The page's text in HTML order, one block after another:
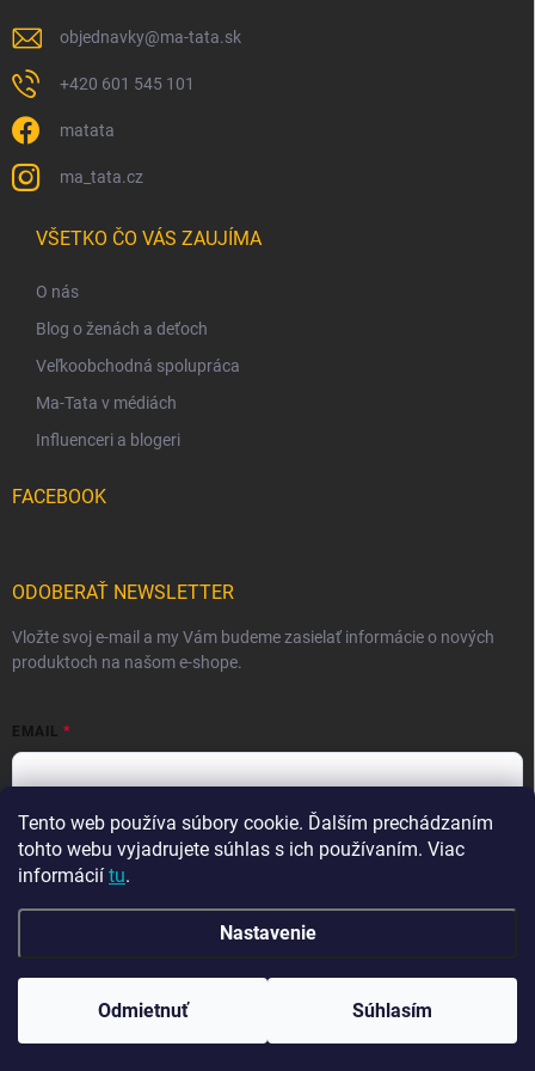
Tento web používa súbory cookie. Ďalším prechádzaním
tohto webu vyjadrujete súhlas s ich používaním. Viac
informácií tu.
Nastavenie
Odmietnuť Súhlasím
objednavky@ma-tata.sk
+420 601 545 101
matata
ma_tata.cz
VŠETKO ČO VÁS ZAUJÍMA
O nás
Blog o ženách a deťoch
Veľkoobchodná spolupráca
Ma-Tata v médiách
Influenceri a blogeri
FACEBOOK
ODOBERAŤ NEWSLETTER
Vložte svoj e-mail a my Vám budeme zasielať informácie o nových
produktoch na našom e-shope.
EMAIL
Vložením e-mailu súhlasíte spodmienkami ochrany osobných
údajov
Prihlásiť sa
Vytvoril Shoptet
Copyright 2026 . Všetky práva vyhradené.